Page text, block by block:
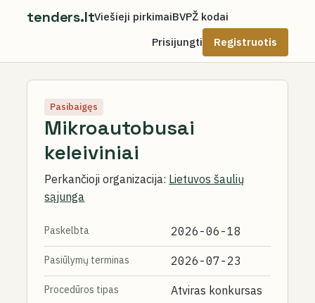
tenders.ltViešieji pirkimaiBVPŽ kodai
Prisijungti
Registruotis
Pasibaigęs
Mikroautobusai
keleiviniai
Perkančioji organizacija: Lietuvos šaulių
sąjunga
Paskelbta 2026-06-18
Pasiūlymų terminas 2026-07-23
Procedūros tipas Atviras konkursas